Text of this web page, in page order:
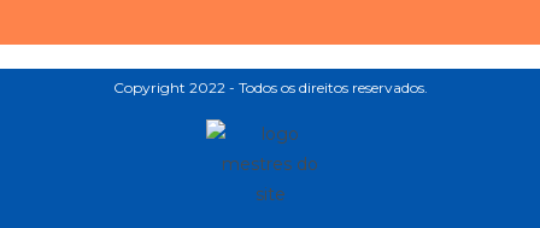
Copyright 2022 - Todos os direitos reservados.